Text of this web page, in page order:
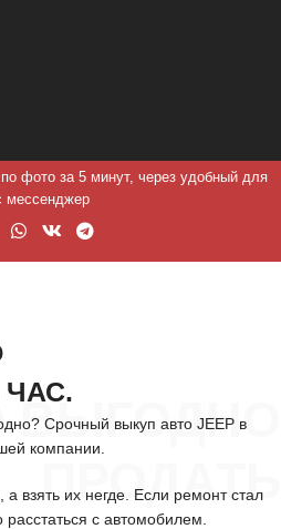
фото за 5 минут, через удобный для
мессенджер
ПРОДАТЬ
ЧАС.
Срочный выкуп авто JEEP в
компании.
взять их негде. Если ремонт стал
с автомобилем.